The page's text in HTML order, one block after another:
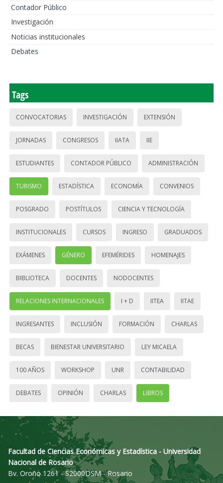
Contador Público
Investigación
Noticias institucionales
Debates
Tags
CONVOCATORIAS INVESTIGACIÓN EXTENSIÓN
JORNADAS CONGRESOS IIATA IIE
ESTUDIANTES CONTADOR PÚBLICO ADMINISTRACIÓN
TURISMO ESTADÍSTICA ECONOMÍA CONVENIOS
POSGRADO POSTÍTULOS CIENCIA Y TECNOLOGÍA
INSTITUCIONALES CURSOS INGRESO GRADUADOS
EXÁMENES GÉNERO EFEMÉRIDES HOMENAJES
BIBLIOTECA DOCENTES NODOCENTES
RELACIONES INTERNACIONALES I + D IITEA IITAE
INGRESANTES INCLUSIÓN FORMACIÓN CHARLAS
BECAS BIENESTAR UNIVERSITARIO LEY MICAELA
100 AÑOS WORKSHOP UNR CONTABILIDAD
DEBATES OPINIÓN CHARLAS LIBROS
Facultad de Ciencias Económicas y Estadística - Universidad
Nacional de Rosario
Bv. Oroño 1261 - S2000DSM - Rosario